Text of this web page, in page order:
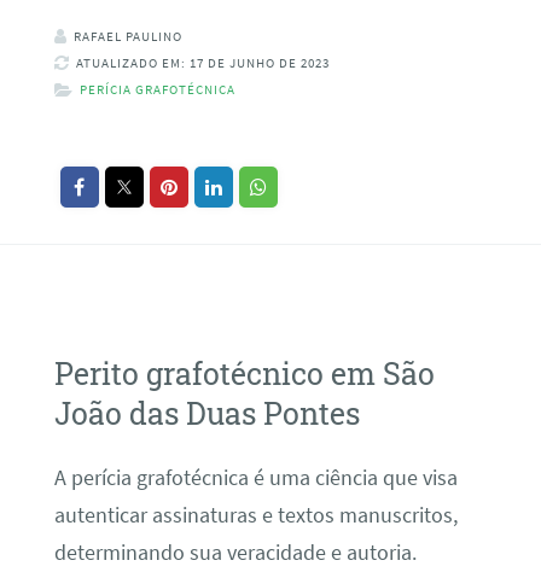
RAFAEL PAULINO
ATUALIZADO EM: 17 DE JUNHO DE 2023
PERÍCIA GRAFOTÉCNICA
Perito grafotécnico em São
João das Duas Pontes
A perícia grafotécnica é uma ciência que visa
autenticar assinaturas e textos manuscritos,
determinando sua veracidade e autoria.